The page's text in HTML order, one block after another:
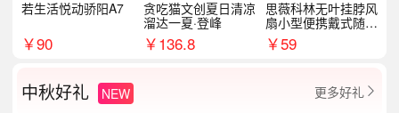
若生活悦动骄阳A7
￥90
贪吃猫文创夏日清凉
溜达一夏·登峰
￥136.8
思薇科林无叶挂脖风
扇小型便携戴式随身
挂脖子降温神器
￥59
中秋好礼 NEW 更多好礼 